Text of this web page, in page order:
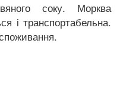
соку. Морква
і транспортабельна.